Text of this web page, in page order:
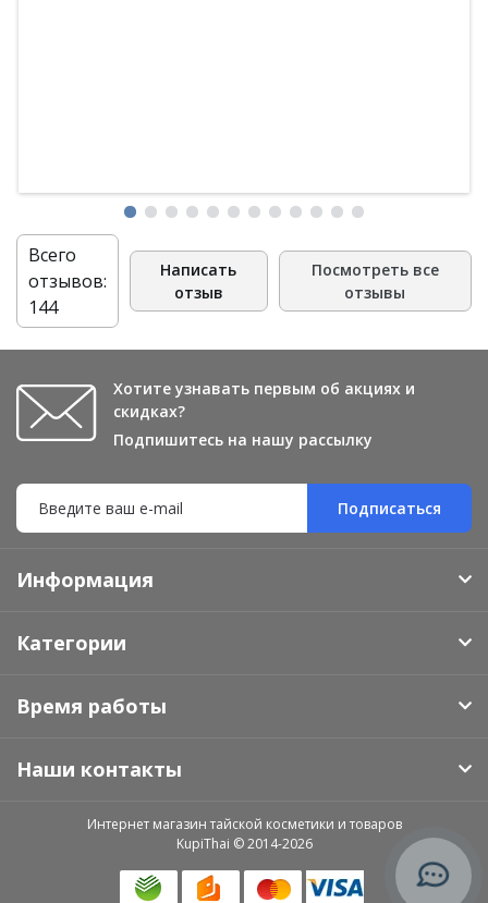
Всего
отзывов:
144
Написать
отзыв
Посмотреть все
отзывы
Хотите узнавать первым об акциях и
скидках?
Подпишитесь на нашу рассылку
Подписаться
Информация
Категории
Время работы
Наши контакты
Интернет магазин тайской косметики и товаров
KupiThai © 2014-2026